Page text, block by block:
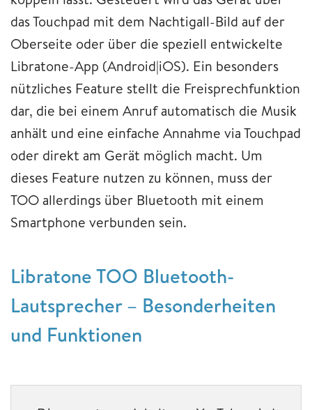
das Touchpad mit dem Nachtigall-Bild auf der
Oberseite oder über die speziell entwickelte
Libratone-App (Android|iOS). Ein besonders
nützliches Feature stellt die Freisprechfunktion
dar, die bei einem Anruf automatisch die Musik
anhält und eine einfache Annahme via Touchpad
oder direkt am Gerät möglich macht. Um
dieses Feature nutzen zu können, muss der
TOO allerdings über Bluetooth mit einem
Smartphone verbunden sein.
Libratone TOO Bluetooth-
Lautsprecher – Besonderheiten
und Funktionen